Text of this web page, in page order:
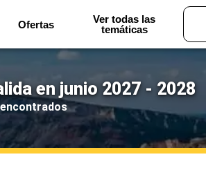
Ofertas
Ver todas las
temáticas
en junio 2027 - 2028